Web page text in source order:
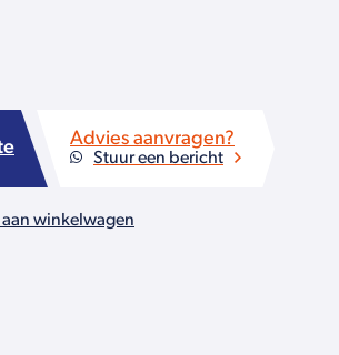
Advies aanvragen?
Stuur een bericht
winkelwagen